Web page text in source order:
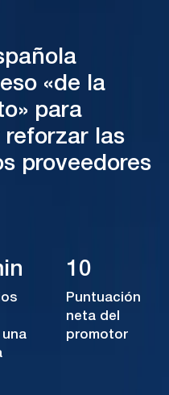
«de la
para
las
proveedores
10
Puntuación
neta del
promotor